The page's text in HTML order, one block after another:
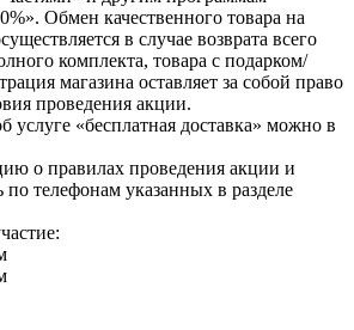
Обмен качественного товара на
в случае возврата всего
комплекта, товара с подарком/
магазина оставляет за собой право
проведения акции.
услуге «бесплатная доставка» можно в
о правилах проведения акции и
по телефонам указанных в разделе